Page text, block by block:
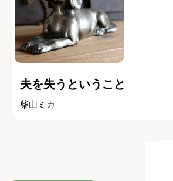
夫を失うということ
柴山ミカ